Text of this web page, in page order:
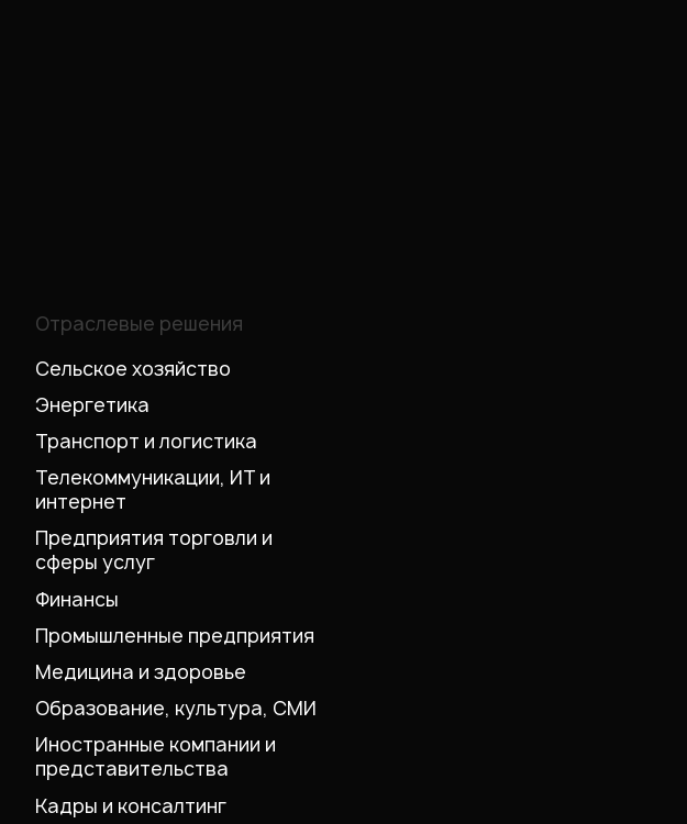
Отраслевые решения
Сельское хозяйство
Энергетика
Транспорт и логистика
Телекоммуникации, ИТ и
интернет
Предприятия торговли и
сферы услуг
Финансы
Промышленные предприятия
Медицина и здоровье
Образование, культура, СМИ
Иностранные компании и
представительства
Кадры и консалтинг